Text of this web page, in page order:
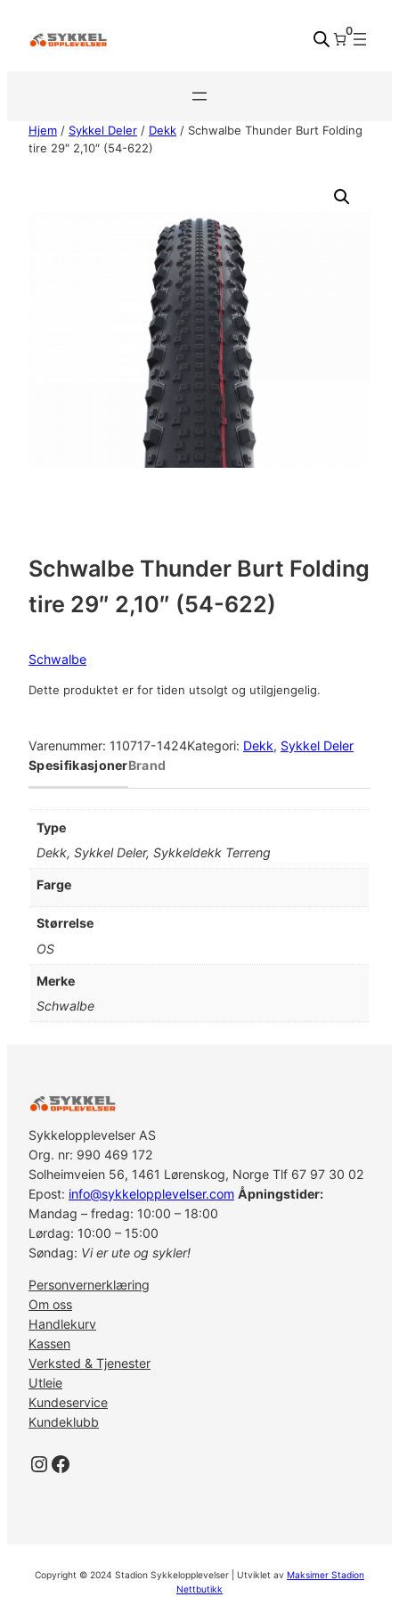
0
Hjem / Sykkel Deler / Dekk / Schwalbe Thunder Burt Folding
tire 29″ 2,10″ (54-622)
Schwalbe Thunder Burt Folding
tire 29″ 2,10″ (54-622)
Schwalbe
Dette produktet er for tiden utsolgt og utilgjengelig.
Varenummer: 110717-1424Kategori: Dekk, Sykkel Deler
SpesifikasjonerBrand
Type
Dekk, Sykkel Deler, Sykkeldekk Terreng
Farge
Størrelse
OS
Merke
Schwalbe
Sykkelopplevelser AS
Org. nr: 990 469 172
Solheimveien 56, 1461 Lørenskog, Norge Tlf 67 97 30 02
Epost: info@sykkelopplevelser.com Åpningstider:
Mandag – fredag: 10:00 – 18:00
Lørdag: 10:00 – 15:00
Søndag: Vi er ute og sykler!
Personvernerklæring
Om oss
Handlekurv
Kassen
Verksted & Tjenester
Utleie
Kundeservice
Kundeklubb
Instagram Facebook
Copyright © 2024 Stadion Sykkelopplevelser | Utviklet av Maksimer Stadion
Nettbutikk